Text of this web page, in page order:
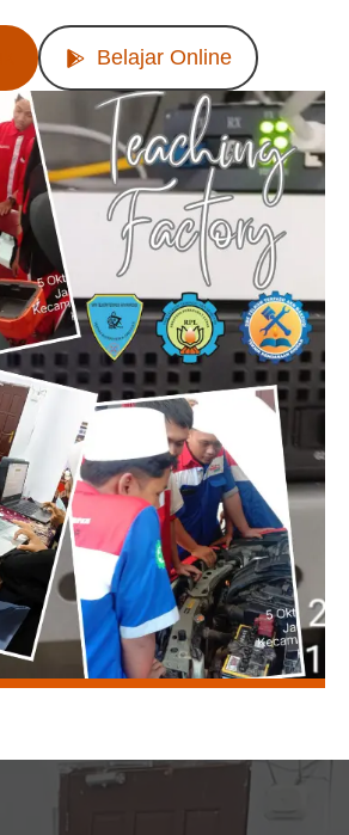
Belajar Online